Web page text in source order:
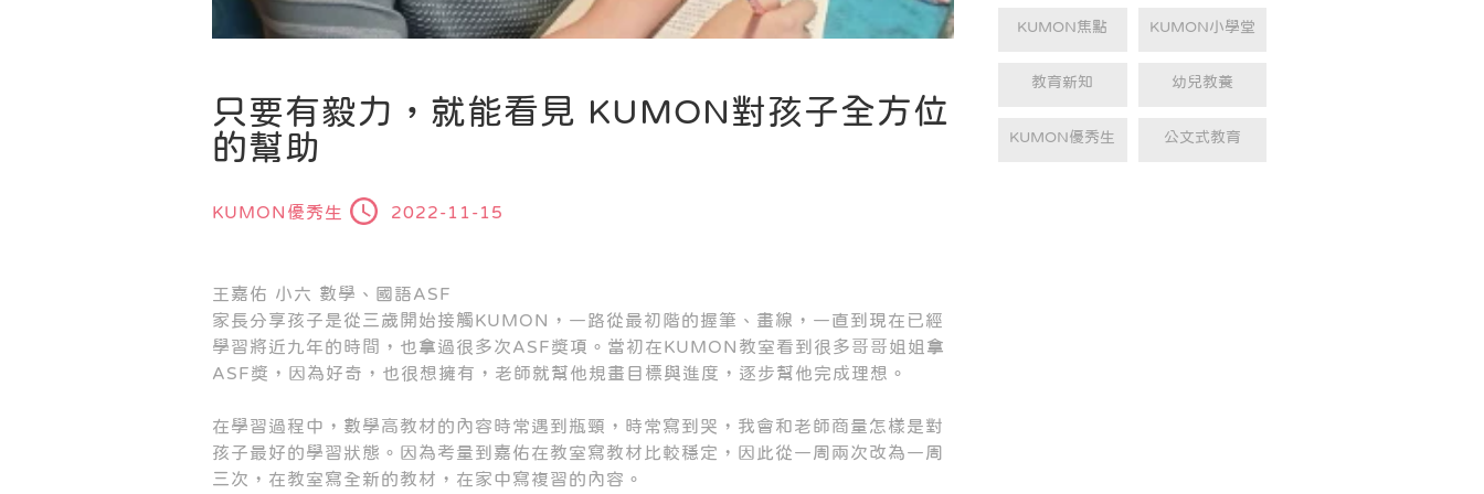
只要有毅力，就能看見 KUMON對孩子全方位
的幫助
KUMON優秀生 2022-11-15
王嘉佑 小六 數學、國語ASF
家長分享孩子是從三歲開始接觸KUMON，一路從最初階的握筆、畫線，一直到現在已經
學習將近九年的時間，也拿過很多次ASF獎項。當初在KUMON教室看到很多哥哥姐姐拿
ASF獎，因為好奇，也很想擁有，老師就幫他規畫目標與進度，逐步幫他完成理想。
在學習過程中，數學高教材的內容時常遇到瓶頸，時常寫到哭，我會和老師商量怎樣是對
孩子最好的學習狀態。因為考量到嘉佑在教室寫教材比較穩定，因此從一周兩次改為一周
三次，在教室寫全新的教材，在家中寫複習的內容。
理想的窘境。
KUMON焦點 KUMON小學堂
教育新知 幼兒教養
KUMON優秀生 公文式教育